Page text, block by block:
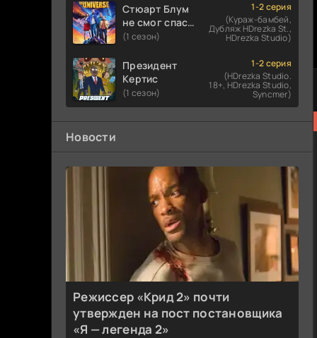
Стюарт Блум
не смог спасти
вселенную
(1 сезон)
1-2 серия
(Кураж-бамбей,
Дубляж HDrezka St.,
HDrezka Studio)
Президент
Кертис
(1 сезон)
1-2 серия
(HDrezka Studio.
18+, HDrezka Studio,
Syncmer)
Новости
Режиссер «Крид 2» почти
утвержден на пост постановщика
«Я — легенда 2»